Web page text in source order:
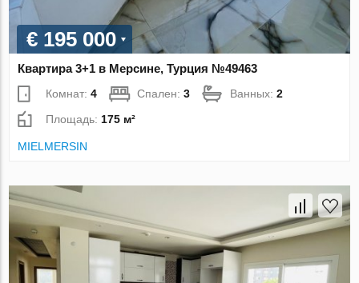
€ 195 000
Квартира 3+1 в Мерсине, Турция №49463
Комнат:4 Спален:3 Ванных:2
Площадь: 175 м²
MIELMERSIN